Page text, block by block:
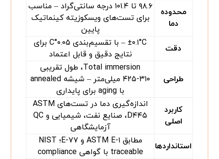
محدوده
دما
۹۸.۶ تا ۱۰۱.۴ درجه سانتی‌گراد – مناسب
برای تست‌های ویسکوزیته کینماتیک
پایین
دقت
±۰.۱°C – با تقسیم‌بندی ۰.۰۵°C برای
نتایج دقیق و قابل اعتماد
طراحی
Total immersion، طول تقریبی
۳۱۰-۴۲۵ میلی‌متر – شیشه annealed
با aging برای پایداری
کاربرد
اصلی
اندازه‌گیری دما در تست‌های ASTM
D۴۴۵، صنایع نفت، شیمیایی و QC
آزمایشگاهی
استانداردها
مطابق ASTM E-۱ و E-۷۷؛ NIST
traceable با گواهی compliance